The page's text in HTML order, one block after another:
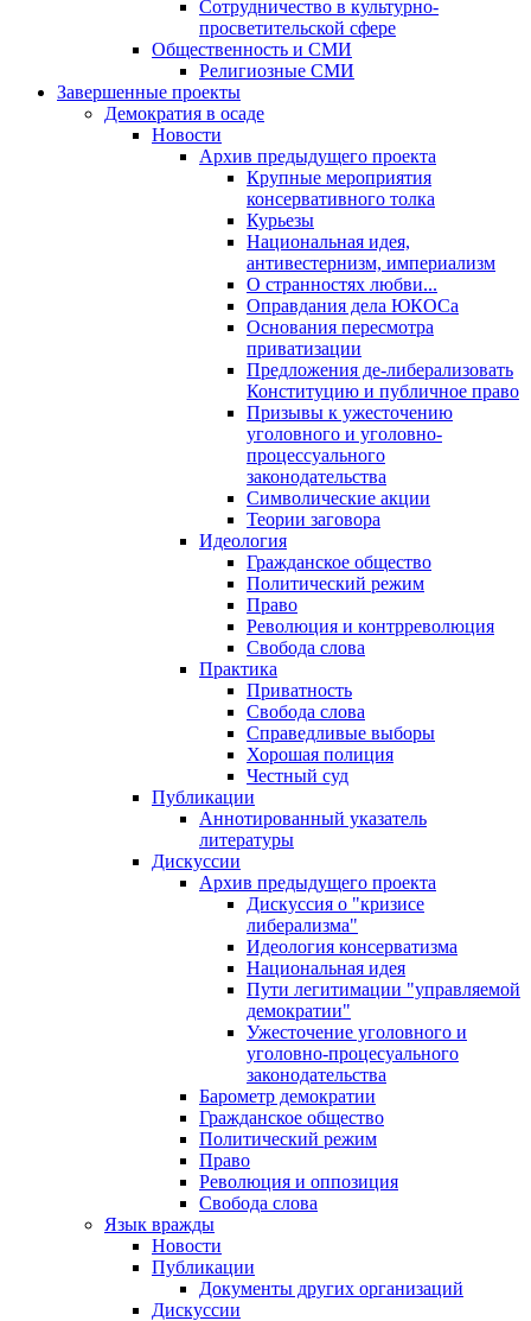
Сотрудничество в культурно-
просветительской сфере
Общественность и СМИ
Религиозные СМИ
Завершенные проекты
Демократия в осаде
Новости
Архив предыдущего проекта
Крупные мероприятия
консервативного толка
Курьезы
Национальная идея,
антивестернизм, империализм
О странностях любви...
Оправдания дела ЮКОСа
Основания пересмотра
приватизации
Предложения де-либерализовать
Конституцию и публичное право
Призывы к ужесточению
уголовного и уголовно-
процессуального
законодательства
Символические акции
Теории заговора
Идеология
Гражданское общество
Политический режим
Право
Революция и контрреволюция
Свобода слова
Практика
Приватность
Свобода слова
Справедливые выборы
Хорошая полиция
Честный суд
Публикации
Аннотированный указатель
литературы
Дискуссии
Архив предыдущего проекта
Дискуссия о "кризисе
либерализма"
Идеология консерватизма
Национальная идея
Пути легитимации "управляемой
демократии"
Ужесточение уголовного и
уголовно-процесуального
законодательства
Барометр демократии
Гражданское общество
Политический режим
Право
Революция и оппозиция
Свобода слова
Язык вражды
Новости
Публикации
Документы других организаций
Дискуссии